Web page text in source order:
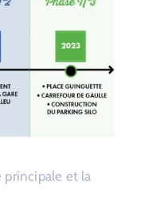
principale et la